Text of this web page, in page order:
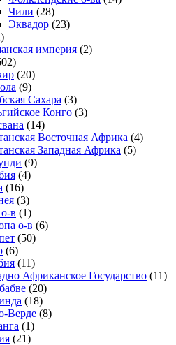
Чили (28)
Эквадор (23)
империя (2)
(20)
(9)
Сахара (3)
Конго (3)
(14)
Восточная Африка (4)
Западная Африка (5)
(9)
(4)
(16)
(3)
в (1)
о-в (6)
(50)
(6)
(11)
Африканское Государство (11)
(20)
(18)
Верде (8)
(1)
(21)